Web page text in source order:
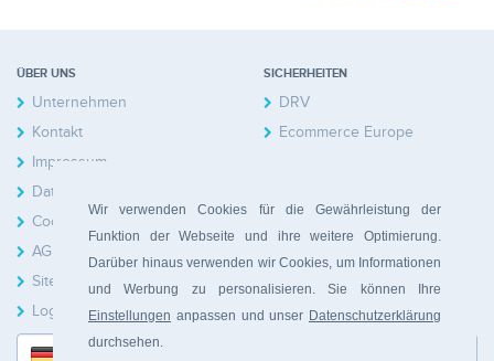
Wir verwenden Cookies für die Gewährleistung der
Funktion der Webseite und ihre weitere Optimierung.
Darüber hinaus verwenden wir Cookies, um Informationen
und Werbung zu personalisieren. Sie können Ihre
Einstellungen anpassen und unser Datenschutzerklärung
durchsehen.
ÜBER UNS
Unternehmen
Kontakt
Impressum
Datenschutzerklärung
Cookies
AGB
Sitemap
Login Hausbesitzer
SICHERHEITEN
DRV
Ecommerce Europe